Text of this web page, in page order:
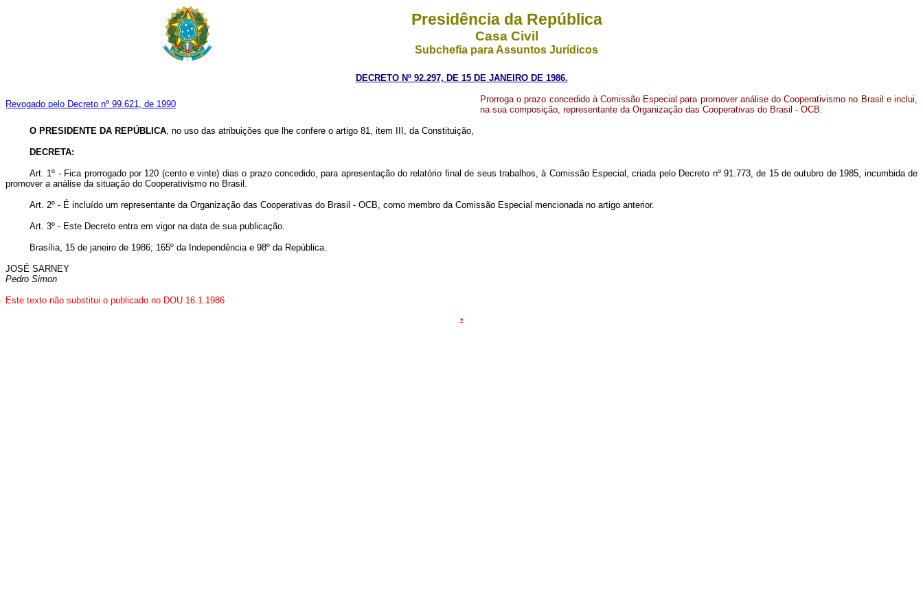
Presidência da República
Casa Civil
Subchefia para Assuntos Jurídicos
DECRETO Nº 92.297, DE 15 DE JANEIRO DE 1986.
Revogado pelo Decreto nº 99.621, de 1990
Prorroga o prazo concedido à Comissão Especial para promover análise do Cooperativismo no Brasil e inclui,
na sua composição, representante da Organização das Cooperativas do Brasil - OCB.
O PRESIDENTE DA REPÚBLICA, no uso das atribuições que lhe confere o artigo 81, item III, da Constituição,
DECRETA:
Art. 1º - Fica prorrogado por 120 (cento e vinte) dias o prazo concedido, para apresentação do relatório final de seus trabalhos, à Comissão Especial, criada pelo Decreto nº 91.773, de 15 de outubro de 1985, incumbida de
promover a análise da situação do Cooperativismo no Brasil.
Art. 2º - É incluído um representante da Organização das Cooperativas do Brasil - OCB, como membro da Comissão Especial mencionada no artigo anterior.
Art. 3º - Este Decreto entra em vigor na data de sua publicação.
Brasília, 15 de janeiro de 1986; 165º da Independência e 98º da República.
JOSÉ SARNEY
Pedro Simon
Este texto não substitui o publicado no DOU 16.1.1986
*